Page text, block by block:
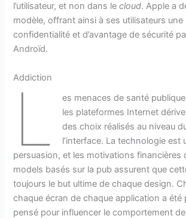
l’utilisateur, et non dans lecloud. Apple a
modèle, offrant ainsi à ses utilisateurs une
confidentialité et d’avantage de sécurité
Androïd.
Addiction
L
es menaces de santé
les plateformes Internet
des choix réalisés au niveau
l’interface. La technologie est
persuasion, et les motivations financières
models basés sur la pub assurent que
toujours le but ultime de chaque design.
chaque écran de chaque application a été
pensé pour influencer le comportement de